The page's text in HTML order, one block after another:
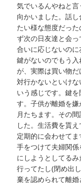
気でいるんやねと
向かいました。話
たい様な態度だっ
ず次の日友達と会
合いに応じないの
鍵がないのでもう
が、実際は買い物
対行かないといけ
いう感じです。鍵
す。子供が離婚を
月たちます。その
した。生活費を貰
定期的に会わせて
手をつけて夫婦関
にしようとしてる
行ってたし(閉め出
棄を認められて離